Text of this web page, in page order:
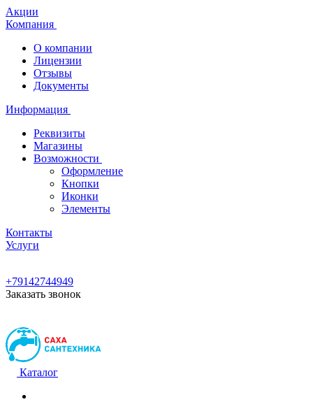
Акции
Компания
О компании
Лицензии
Отзывы
Документы
Информация
Реквизиты
Магазины
Возможности
Оформление
Кнопки
Иконки
Элементы
Контакты
Услуги
+79142744949
Заказать звонок
Каталог